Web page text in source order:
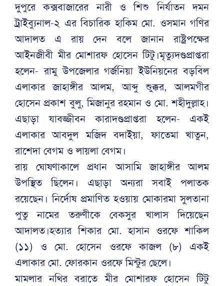
দুপুরে কক্সবাজারের নারী ও শিশু নির্যাতন দমন
ট্রাইব্যুনাল-২ এর বিচারিক হাকিম মো. ওসমান গণির
আদালত এ রায় দেন বলে জানান রাষ্ট্রপক্ষের
আইনজীবী মীর মোশারফ হোসেন টিটু।মৃত্যুদণ্ডপ্রাপ্তরা
হলেন- রামু উপজেলার গর্জনিয়া ইউনিয়নের বড়বিল
এলাকার জাহাঙ্গীর আলম, আব্দু শুক্কুর, আলমগীর
হোসেন প্রকাশ বুলু, মিজানুর রহমান ও মো. শহীদুল্লাহ।
এছাড়া যাবজ্জীবন কারাদণ্ডপ্রাপ্তরা হলেন- একই
এলাকার আবদুল মজিদ বদাইয়া, ফাতেমা খাতুন,
রাশেদা বেগম ও লায়লা বেগম।
রায় ঘোষণাকালে প্রধান আসামি জাহাঙ্গীর আলম
উপস্থিত ছিলেন। এছাড়া অন্যরা সবাই পলাতক
রয়েছেন। নির্দোষ প্রমাণিত হওয়ায় মোকারমা সুলতানা
পুতু নামের তরুণীকে বেকসুর খালাস দিয়েছেন
আদালত।হত্যার শিকার মো. হাসান ওরফে শাকিল
(১১) ও মো. হোসেন ওরফে কাজল (৮) একই
এলাকার মো. ফোরকান ওরফে মিন্টুর ছেলে।
মামলার নথির বরাতে মীর মোশারফ হোসেন টিটু